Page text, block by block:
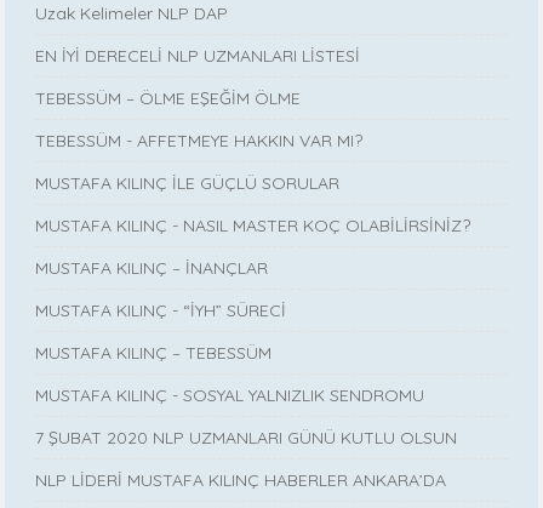
Uzak Kelimeler NLP DAP
EN İYİ DERECELİ NLP UZMANLARI LİSTESİ
TEBESSÜM – ÖLME EŞEĞİM ÖLME
TEBESSÜM - AFFETMEYE HAKKIN VAR MI?
MUSTAFA KILINÇ İLE GÜÇLÜ SORULAR
MUSTAFA KILINÇ - NASIL MASTER KOÇ OLABİLİRSİNİZ?
MUSTAFA KILINÇ – İNANÇLAR
MUSTAFA KILINÇ - “İYH” SÜRECİ
MUSTAFA KILINÇ – TEBESSÜM
MUSTAFA KILINÇ - SOSYAL YALNIZLIK SENDROMU
7 ŞUBAT 2020 NLP UZMANLARI GÜNÜ KUTLU OLSUN
NLP LİDERİ MUSTAFA KILINÇ HABERLER ANKARA’DA